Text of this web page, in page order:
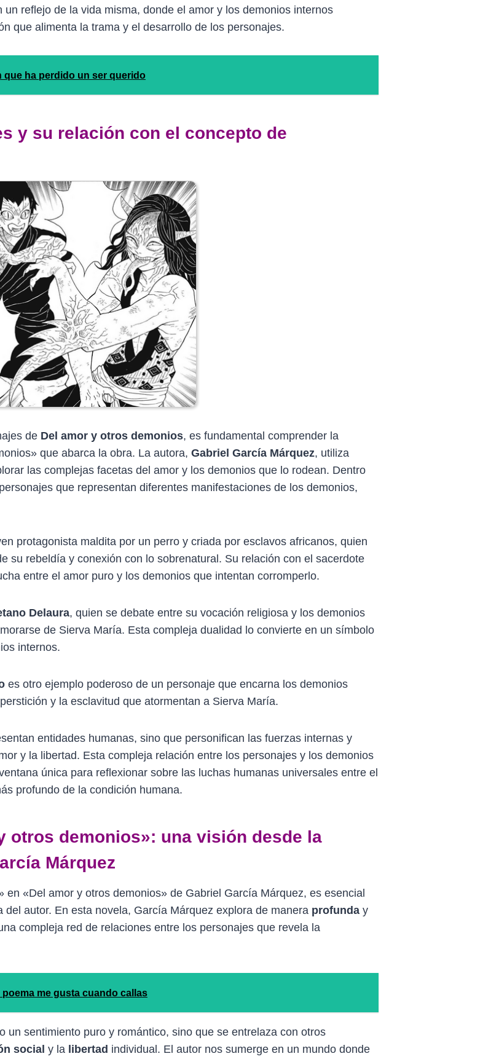
reflejo de la vida misma, donde el amor y los demonios internos
que alimenta la trama y el desarrollo de los personajes.
que ha perdido un ser querido
y su relación con el concepto de
de Del amor y otros demonios, es fundamental comprender la
que abarca la obra. La autora, Gabriel García Márquez, utiliza
las complejas facetas del amor y los demonios que lo rodean. Dentro
que representan diferentes manifestaciones de los demonios,
protagonista maldita por un perro y criada por esclavos africanos, quien
su rebeldía y conexión con lo sobrenatural. Su relación con el sacerdote
entre el amor puro y los demonios que intentan corromperlo.
Delaura, quien se debate entre su vocación religiosa y los demonios
de Sierva María. Esta compleja dualidad lo convierte en un símbolo
internos.
es otro ejemplo poderoso de un personaje que encarna los demonios
y la esclavitud que atormentan a Sierva María.
entidades humanas, sino que personifican las fuerzas internas y
y la libertad. Esta compleja relación entre los personajes y los demonios
única para reflexionar sobre las luchas humanas universales entre el
profundo de la condición humana.
otros demonios»: una visión desde la
Márquez
«Del amor y otros demonios» de Gabriel García Márquez, es esencial
autor. En esta novela, García Márquez explora de manera profunda y
compleja red de relaciones entre los personajes que revela la
me gusta cuando callas
un sentimiento puro y romántico, sino que se entrelaza con otros
social y la libertad individual. El autor nos sumerge en un mundo donde